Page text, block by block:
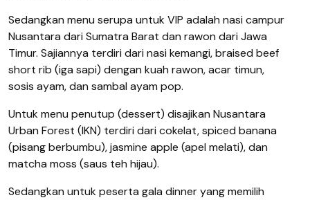
Sedangkan menu serupa untuk VIP adalah nasi campur
Nusantara dari Sumatra Barat dan rawon dari Jawa
Timur. Sajiannya terdiri dari nasi kemangi, braised beef
short rib (iga sapi) dengan kuah rawon, acar timun,
sosis ayam, dan sambal ayam pop.
Untuk menu penutup (dessert) disajikan Nusantara
Urban Forest (IKN) terdiri dari cokelat, spiced banana
(pisang berbumbu), jasmine apple (apel melati), dan
matcha moss (saus teh hijau).
Sedangkan untuk peserta gala dinner yang memilih